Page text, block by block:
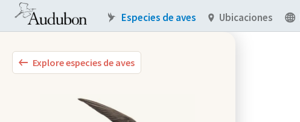
Explore especies de aves
Especies de aves Ubicaciones